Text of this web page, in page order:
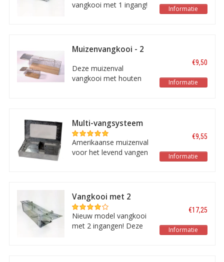
vangkooi met 1 ingang!
aluminium uitvoering
maakt de kooi
duurzaam en licht van
gewicht.
Informatie
Muizenvangkooi - 2
Deze muizenval
vangkooi met houten
€9,50
Informatie
Multi-vangsysteem
voor muizen
Amerikaanse muizenval
voor het levend vangen
product door de enorme
goede vangresultaten.
€9,55
Informatie
Vangkooi met 2
ingangen
43x14x11cm
Nieuw model vangkooi
met 2 ingangen! Deze
€17,25
Informatie